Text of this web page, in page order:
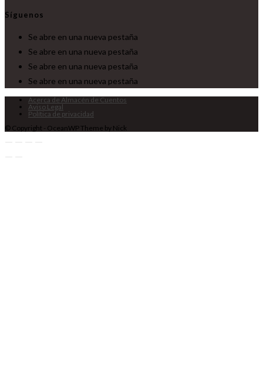
Síguenos
Se abre en una nueva pestaña
Se abre en una nueva pestaña
Se abre en una nueva pestaña
Se abre en una nueva pestaña
Acerca de Almacén de Cuentos
Aviso Legal
Política de privacidad
© Copyright - OceanWP Theme by Nick